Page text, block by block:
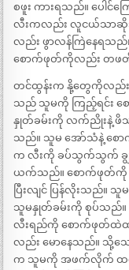
စဖူး ကားရသည်။ ပေါင်
လီးကလည်း လူငယ်သာဆိုသ
လည်း ဖွာလန်ကြဲနေရသည်
စောက်ဖုတ်ကိုလည်း တဖ
တင်ထွန်းက နို့တွေကိုလည်း
သည် သူမကို ကြည့်ရင်း စေ
နှုတ်ခမ်းကို လက်ညိုးနဲ့ ဖိ
သည်။ သူမ အော်သံနဲ့ စေ
က လီးကို ခပ်သွက်သွက် ချွ
ယက်သည်။ စောက်ဖုတ်ကို
ပြီးလျင် ပြန်လိုးသည်။
သူမနှုတ်ခမ်းကို စုပ်သည်။
လီးရည်ကို စောက်ဖုတ်ထဲ
လည်း မောနေသည်။ သို့
က သူမကို အဖက်လိုက် ထထို